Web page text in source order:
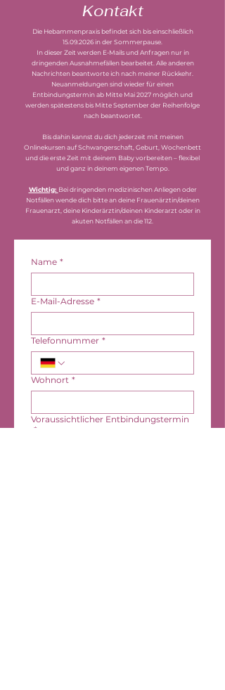
Kontakt
Die Hebammenpraxis befindet sich bis einschließlich
15.09.2026 in der Sommerpause.
In dieser Zeit werden E-Mails und Anfragen nur in
dringenden Ausnahmefällen bearbeitet. Alle anderen
Nachrichten beantworte ich nach meiner Rückkehr.
Neuanmeldungen sind wieder für einen
Entbindungstermin ab Mitte Mai 2027 möglich und
werden spätestens bis Mitte September der Reihenfolge
nach beantwortet.
Bis dahin kannst du dich jederzeit mit meinen
Onlinekursen auf Schwangerschaft, Geburt, Wochenbett
und die erste Zeit mit deinem Baby vorbereiten – flexibel
und ganz in deinem eigenen Tempo.
Wichtig: Bei dringenden medizinischen Anliegen oder
Notfällen wende dich bitte an deine Frauenärztin/deinen
Frauenarzt, deine Kinderärztin/deinen Kinderarzt oder in
akuten Notfällen an die 112.
Name *
E-Mail-Adresse *
Telefonnummer *
Wohnort *
Voraussichtlicher Entbindungstermin
*